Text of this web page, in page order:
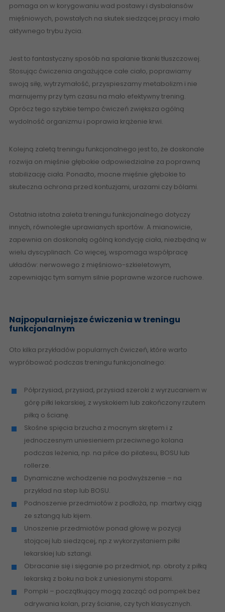
pomaga on w korygowaniu wad postawy i dysbalansów
mięśniowych, powstałych na skutek siedzącej pracy i mało
aktywnego trybu życia.
Jest to fantastyczny sposób na spalanie tkanki tłuszczowej.
Stosując ćwiczenia angażujące całe ciało, poprawiamy
swoją siłę, wytrzymałość, przyspieszamy metabolizm i nie
marnujemy przy tym czasu na mało efektywny trening.
Oprócz tego szybkie tempo ćwiczeń zwiększa ogólną
wydolność organizmu i poprawia krążenie krwi.
Kolejną zaletą treningu funkcjonalnego jest to, że doskonale
rozwija on mięśnie głębokie odpowiedzialne za poprawną
stabilizację ciała. Ponadto, mocne mięśnie głębokie to
skuteczna ochrona przed kontuzjami, urazami czy bólami.
Ostatnia istotna zaleta treningu funkcjonalnego dotyczy
innych, równolegle uprawianych sportów. A mianowicie,
zapewnia on doskonałą ogólną kondycję ciała, niezbędną w
wielu dyscyplinach. Co więcej, wspomaga współpracę
układów: nerwowego z mięśniowo-szkieletowym,
zapewniając tym samym silnie poprawne wzorce ruchowe.
Najpopularniejsze ćwiczenia w treningu
funkcjonalnym
Oto kilka przykładów popularnych ćwiczeń, które warto
wypróbować podczas treningu funkcjonalnego:
Półprzysiad, przysiad, przysiad szeroki z wyrzucaniem w
górę piłki lekarskiej, z wyskokiem lub zakończony rzutem
piłką o ścianę.
Skośne spięcia brzucha z mocnym skrętem i z
jednoczesnym uniesieniem przeciwnego kolana
podczas leżenia, np. na piłce do pilatesu, BOSU lub
rollerze.
Dynamiczne wchodzenie na podwyższenie – na
przykład na step lub BOSU.
Podnoszenie przedmiotów z podłoża, np. martwy ciąg
ze sztangą lub kijem.
Unoszenie przedmiotów ponad głowę w pozycji
stojącej lub siedzącej, np.z wykorzystaniem piłki
lekarskiej lub sztangi.
Obracanie się i sięganie po przedmiot, np. obroty z piłką
lekarską z boku na bok z uniesionymi stopami.
Pompki – początkujący mogą zacząć od pompek bez
odrywania kolan, przy ścianie, czy tych klasycznych.